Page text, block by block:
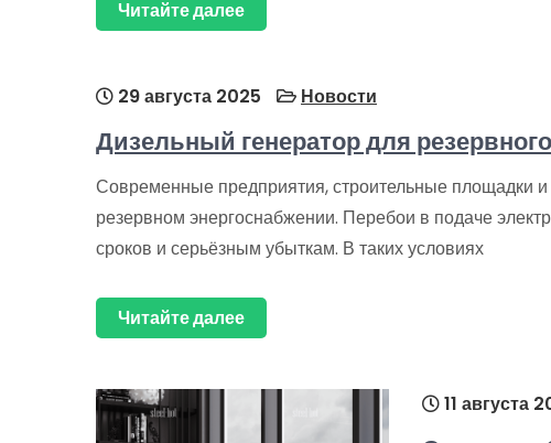
Читайте далее
29 августа 2025 Новости
Дизельный генератор для
Современные предприятия, строительные площадки
резервном энергоснабжении. Перебои в подаче
сроков и серьёзным убыткам. В таких условиях
Читайте далее
11 августа